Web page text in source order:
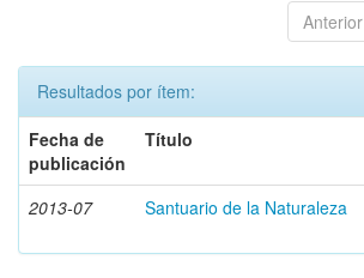
Anterior
Resultados por ítem:
Fecha de
publicación
Título
2013-07 Santuario de la Naturaleza